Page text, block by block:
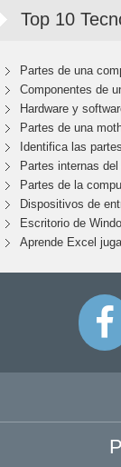
Top 10
Partes de una
Componentes de
Hardware y
Partes de una
Identifica las
Partes internas
Partes de la
Dispositivos de
Escritorio de
Aprende Excel